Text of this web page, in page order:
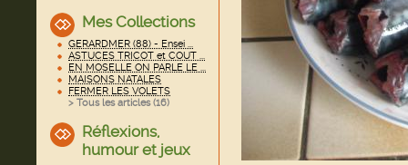
Mes Collections
GERARDMER (88) - Ensei ...
ASTUCES TRICOT et COUT ...
EN MOSELLE ON PARLE LE ...
MAISONS NATALES
FERMER LES VOLETS
> Tous les articles (16)
Réflexions,
humour et jeux